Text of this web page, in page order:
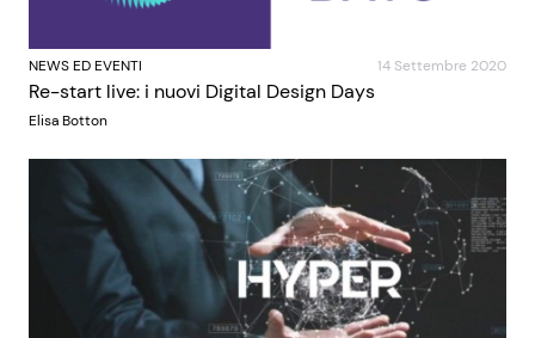
NEWS ED EVENTI 14 Settembre 2020
Re-start live: i nuovi Digital Design Days
Elisa Botton